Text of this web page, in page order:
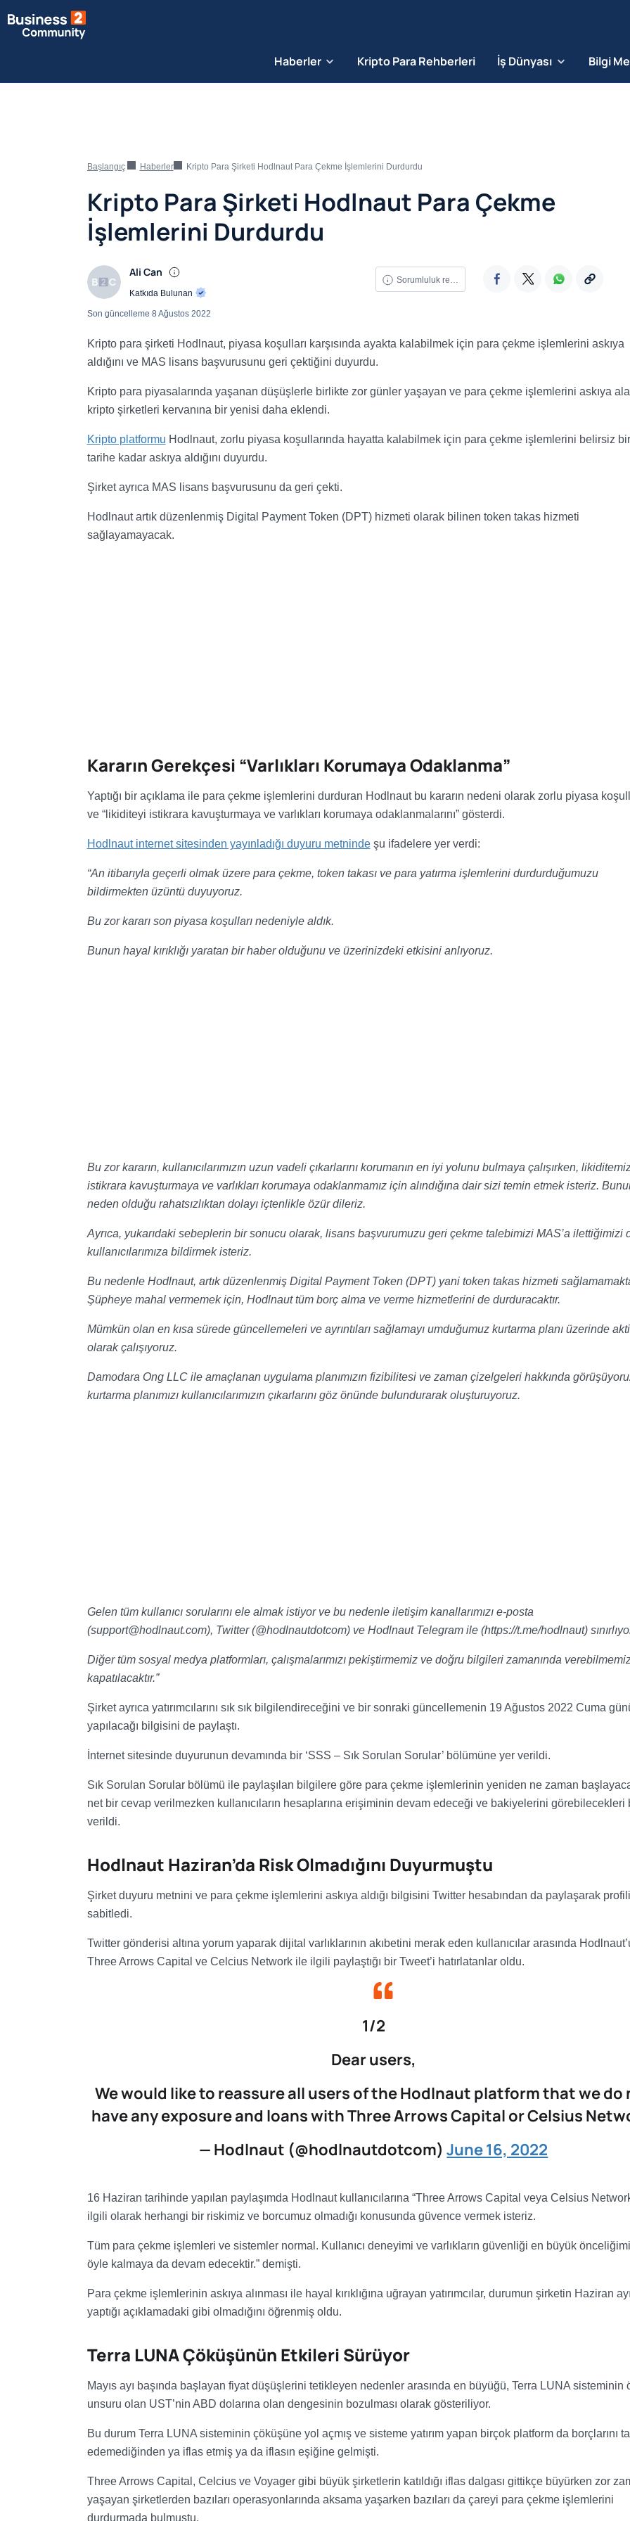
Haberler Kripto Para Rehberleri İş Dünyası Bilgi
Başlangıç Haberler Kripto Para Şirketi Hodlnaut Para Çekme İşlemlerini Durdurdu
Kripto Para Şirketi Hodlnaut Para Çekme
İşlemlerini Durdurdu
Ali Can
Katkıda Bulunan
Sorumluluk reddi
Son güncelleme 8 Ağustos 2022
Kripto para şirketi Hodlnaut, piyasa koşulları karşısında ayakta kalabilmek için para çekme işlemlerini askıya
aldığını ve MAS lisans başvurusunu geri çektiğini duyurdu.
Kripto para piyasalarında yaşanan düşüşlerle birlikte zor günler yaşayan ve para çekme işlemlerini askıya
kripto şirketleri kervanına bir yenisi daha eklendi.
Kripto platformu Hodlnaut, zorlu piyasa koşullarında hayatta kalabilmek için para çekme işlemlerini belirsiz bir
tarihe kadar askıya aldığını duyurdu.
Şirket ayrıca MAS lisans başvurusunu da geri çekti.
Hodlnaut artık düzenlenmiş Digital Payment Token (DPT) hizmeti olarak bilinen token takas hizmeti
sağlayamayacak.
Kararın Gerekçesi “Varlıkları Korumaya Odaklanma”
Yaptığı bir açıklama ile para çekme işlemlerini durduran Hodlnaut bu kararın nedeni olarak zorlu piyasa
ve “likiditeyi istikrara kavuşturmaya ve varlıkları korumaya odaklanmalarını” gösterdi.
Hodlnaut internet sitesinden yayınladığı duyuru metnindeşu ifadelere yer verdi:
“An itibarıyla geçerli olmak üzere para çekme, token takası ve para yatırma işlemlerini durdurduğumuzu
bildirmekten üzüntü duyuyoruz.
Bu zor kararı son piyasa koşulları nedeniyle aldık.
Bunun hayal kırıklığı yaratan bir haber olduğunu ve üzerinizdeki etkisini anlıyoruz.
Bu zor kararın, kullanıcılarımızın uzun vadeli çıkarlarını korumanın en iyi yolunu bulmaya çalışırken,
istikrara kavuşturmaya ve varlıkları korumaya odaklanmamız için alındığına dair sizi temin etmek isteriz.
neden olduğu rahatsızlıktan dolayı içtenlikle özür dileriz.
Ayrıca, yukarıdaki sebeplerin bir sonucu olarak, lisans başvurumuzu geri çekme talebimizi MAS’a ilettiğimizi
kullanıcılarımıza bildirmek isteriz.
Bu nedenle Hodlnaut, artık düzenlenmiş Digital Payment Token (DPT) yani token takas hizmeti
Şüpheye mahal vermemek için, Hodlnaut tüm borç alma ve verme hizmetlerini de durduracaktır.
Mümkün olan en kısa sürede güncellemeleri ve ayrıntıları sağlamayı umduğumuz kurtarma planı üzerinde
olarak çalışıyoruz.
Damodara Ong LLC ile amaçlanan uygulama planımızın fizibilitesi ve zaman çizelgeleri hakkında
kurtarma planımızı kullanıcılarımızın çıkarlarını göz önünde bulundurarak oluşturuyoruz.
Gelen tüm kullanıcı sorularını ele almak istiyor ve bu nedenle iletişim kanallarımızı e-posta
(support@hodlnaut.com), Twitter (@hodlnautdotcom) ve Hodlnaut Telegram ile (https://t.me/hodlnaut)
Diğer tüm sosyal medya platformları, çalışmalarımızı pekiştirmemiz ve doğru bilgileri zamanında
kapatılacaktır.”
Şirket ayrıca yatırımcılarını sık sık bilgilendireceğini ve bir sonraki güncellemenin 19 Ağustos 2022 Cuma
yapılacağı bilgisini de paylaştı.
İnternet sitesinde duyurunun devamında bir ‘SSS – Sık Sorulan Sorular’ bölümüne yer verildi.
Sık Sorulan Sorular bölümü ile paylaşılan bilgilere göre para çekme işlemlerinin yeniden ne zaman
net bir cevap verilmezken kullanıcıların hesaplarına erişiminin devam edeceği ve bakiyelerini görebilecekleri
verildi.
Hodlnaut Haziran’da Risk Olmadığını Duyurmuştu
Şirket duyuru metnini ve para çekme işlemlerini askıya aldığı bilgisini Twitter hesabından da paylaşarak
sabitledi.
Twitter gönderisi altına yorum yaparak dijital varlıklarının akıbetini merak eden kullanıcılar arasında
Three Arrows Capital ve Celcius Network ile ilgili paylaştığı bir Tweet’i hatırlatanlar oldu.
1/2
Dear users,
We would like to reassure all users of the Hodlnaut platform that we do
have any exposure and loans with Three Arrows Capital or Celsius
— Hodlnaut (@hodlnautdotcom)June 16, 2022
16 Haziran tarihinde yapılan paylaşımda Hodlnaut kullanıcılarına “Three Arrows Capital veya Celsius
ilgili olarak herhangi bir riskimiz ve borcumuz olmadığı konusunda güvence vermek isteriz.
Tüm para çekme işlemleri ve sistemler normal. Kullanıcı deneyimi ve varlıkların güvenliği en büyük
öyle kalmaya da devam edecektir.” demişti.
Para çekme işlemlerinin askıya alınması ile hayal kırıklığına uğrayan yatırımcılar, durumun şirketin Haziran
yaptığı açıklamadaki gibi olmadığını öğrenmiş oldu.
Terra LUNA Çöküşünün Etkileri Sürüyor
Mayıs ayı başında başlayan fiyat düşüşlerini tetikleyen nedenler arasında en büyüğü, Terra LUNA sisteminin
unsuru olan UST’nin ABD dolarına olan dengesinin bozulması olarak gösteriliyor.
Bu durum Terra LUNA sisteminin çöküşüne yol açmış ve sisteme yatırım yapan birçok platform da borçlarını
edemediğinden ya iflas etmiş ya da iflasın eşiğine gelmişti.
Three Arrows Capital, Celcius ve Voyager gibi büyük şirketlerin katıldığı iflas dalgası gittikçe büyürken zor
yaşayan şirketlerden bazıları operasyonlarında aksama yaşarken bazıları da çareyi para çekme işlemlerini
durdurmada bulmuştu.